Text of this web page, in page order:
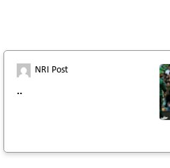
NRI Post
..